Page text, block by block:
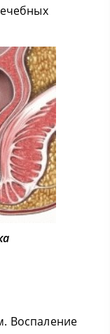
Воспаление